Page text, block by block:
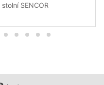
SENCOR